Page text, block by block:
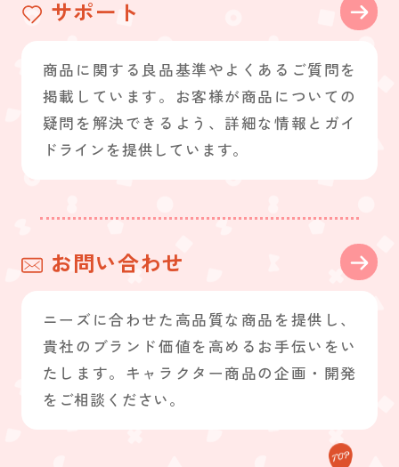
サポート
商品に関する良品基準やよくあるご質問を
掲載しています。お客様が商品についての
疑問を解決できるよう、詳細な情報とガイ
ドラインを提供しています。
お問い合わせ
ニーズに合わせた高品質な商品を提供し、
貴社のブランド価値を高めるお手伝いをい
たします。キャラクター商品の企画・開発
をご相談ください。